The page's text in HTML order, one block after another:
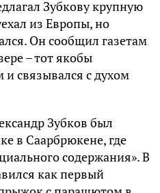
Зубкову крупную
из Европы, но
Он сообщил газетам
– тот якобы
связывался с духом
Зубков был
в Саарбрюкене, где
содержания». В
как первый